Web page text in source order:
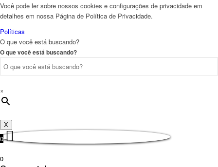
Você pode ler sobre nossos cookies e configurações de privacidade em
detalhes em nossa Página de Política de Privacidade.
Políticas
O que você está buscando?
O que você está buscando?
×
X
0
0